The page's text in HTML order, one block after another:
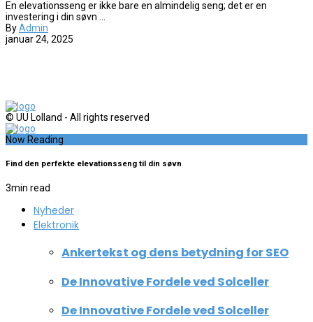
En elevationsseng er ikke bare en almindelig seng; det er en
investering i din søvn ...
ByAdmin
januar 24, 2025
© UU Lolland - All rights reserved
Now Reading
Find den perfekte elevationsseng til din søvn
3min read
Nyheder
Elektronik
Ankertekst og dens betydning for SEO
De Innovative Fordele ved Solceller
De Innovative Fordele ved Solceller